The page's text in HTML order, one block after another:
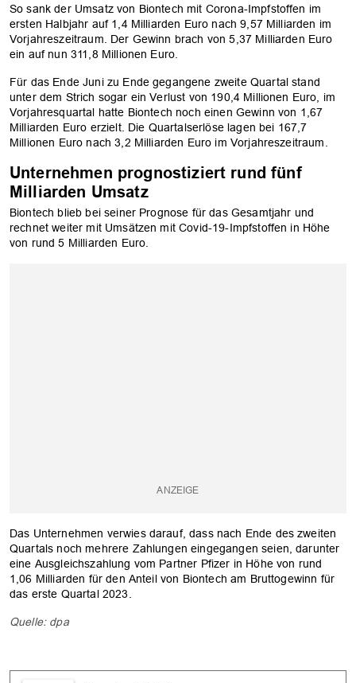
OK
So sank der Umsatz von Biontech mit Corona-Impfstoffen im
ersten Halbjahr auf 1,4 Milliarden Euro nach 9,57 Milliarden im
Vorjahreszeitraum. Der Gewinn brach von 5,37 Milliarden Euro
ein auf nun 311,8 Millionen Euro.
Für das Ende Juni zu Ende gegangene zweite Quartal stand
unter dem Strich sogar ein Verlust von 190,4 Millionen Euro, im
Vorjahresquartal hatte Biontech noch einen Gewinn von 1,67
Milliarden Euro erzielt. Die Quartalserlöse lagen bei 167,7
Millionen Euro nach 3,2 Milliarden Euro im Vorjahreszeitraum.
Unternehmen prognostiziert rund fünf
Milliarden Umsatz
Biontech blieb bei seiner Prognose für das Gesamtjahr und
rechnet weiter mit Umsätzen mit Covid-19-Impfstoffen in Höhe
von rund 5 Milliarden Euro.
Das Unternehmen verwies darauf, dass nach Ende des zweiten
Quartals noch mehrere Zahlungen eingegangen seien, darunter
eine Ausgleichszahlung vom Partner Pfizer in Höhe von rund
1,06 Milliarden für den Anteil von Biontech am Bruttogewinn für
das erste Quartal 2023.
Quelle: dpa